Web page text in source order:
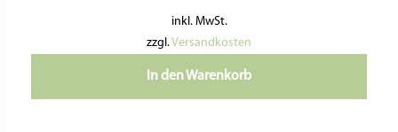
inkl. MwSt.
zzgl.Versandkosten
In den Warenkorb